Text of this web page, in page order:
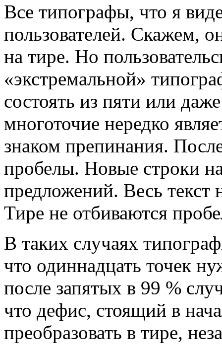
Все типографы, что я
пользователей. Скажем,
на тире. Но
«экстремальной»
состоять из пяти или
многоточие нередко
знаком препинания.
пробелы. Новые строки
предложений. Весь текст
Тире не отбиваются
В таких случаях
что одиннадцать точек
после запятых в 99 %
что дефис, стоящий в
преобразовать в тире,